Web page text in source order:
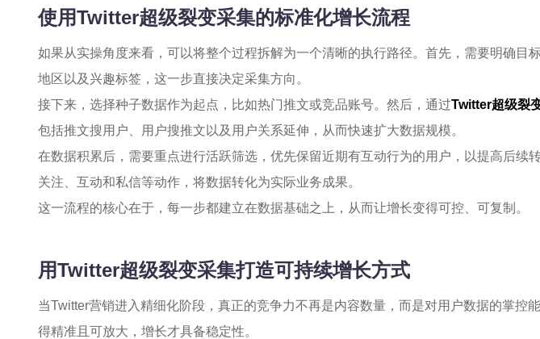
使用Twitter超级裂变采集的标准化增长流程
如果从实操角度来看，可以将整个过程拆解为一个清晰的执行路径。首先，需要明确目
地区以及兴趣标签，这一步直接决定采集方向。
接下来，选择种子数据作为起点，比如热门推文或竞品账号。然后，通过Twitter超级裂
包括推文搜用户、用户搜推文以及用户关系延伸，从而快速扩大数据规模。
在数据积累后，需要重点进行活跃筛选，优先保留近期有互动行为的用户，以提高后续
关注、互动和私信等动作，将数据转化为实际业务成果。
这一流程的核心在于，每一步都建立在数据基础之上，从而让增长变得可控、可复制。
用Twitter超级裂变采集打造可持续增长方式
当Twitter营销进入精细化阶段，真正的竞争力不再是内容数量，而是对用户数据的掌控
得精准且可放大，增长才具备稳定性。